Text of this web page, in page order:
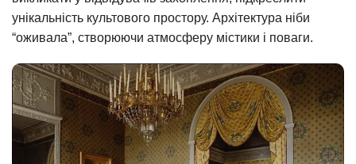
унікальність культового простору. Архітектура ніби
“оживала”, створюючи атмосферу містики і поваги.